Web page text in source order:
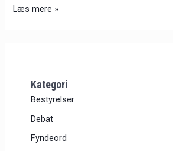
Læs mere »
Kategori
Bestyrelser
Debat
Fyndeord